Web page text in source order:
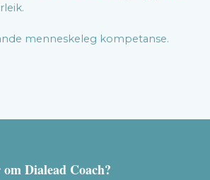
menneskeleg kompetanse.
Dialead Coach?